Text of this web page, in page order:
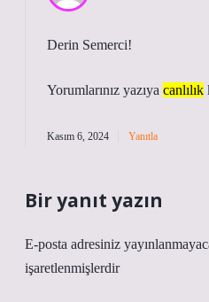
Derin Semerci!
Yorumlarınız yazıya canlılık
Kasım 6, 2024 Yanıtla
Bir yanıt yazın
E-posta adresiniz
işaretlenmişlerdir